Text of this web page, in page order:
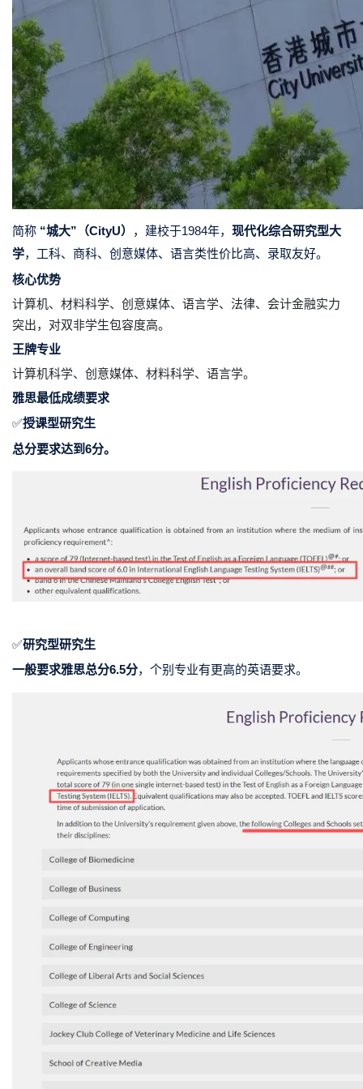
简称 “城大”（CityU） ，建校于1984年， 现代化综合研究型大
学，工科、商科、创意媒体、语言类性价比高、录取友好。
核心优势
计算机、材料科学、创意媒体、语言学、法律、会计金融实力
突出，对双非学生包容度高。
王牌专业
计算机科学、创意媒体、材料科学、语言学。
雅思最低成绩要求
✅授课型研究生
总分要求达到6分。
✅研究型研究生
一般要求雅思总分6.5分，个别专业有更高的英语要求。